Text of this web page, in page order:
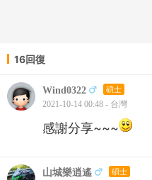
16回復
Wind0322 碩士
2021-10-14 00:48 - 台灣
感謝分享~~~
山城樂逍遙 碩士